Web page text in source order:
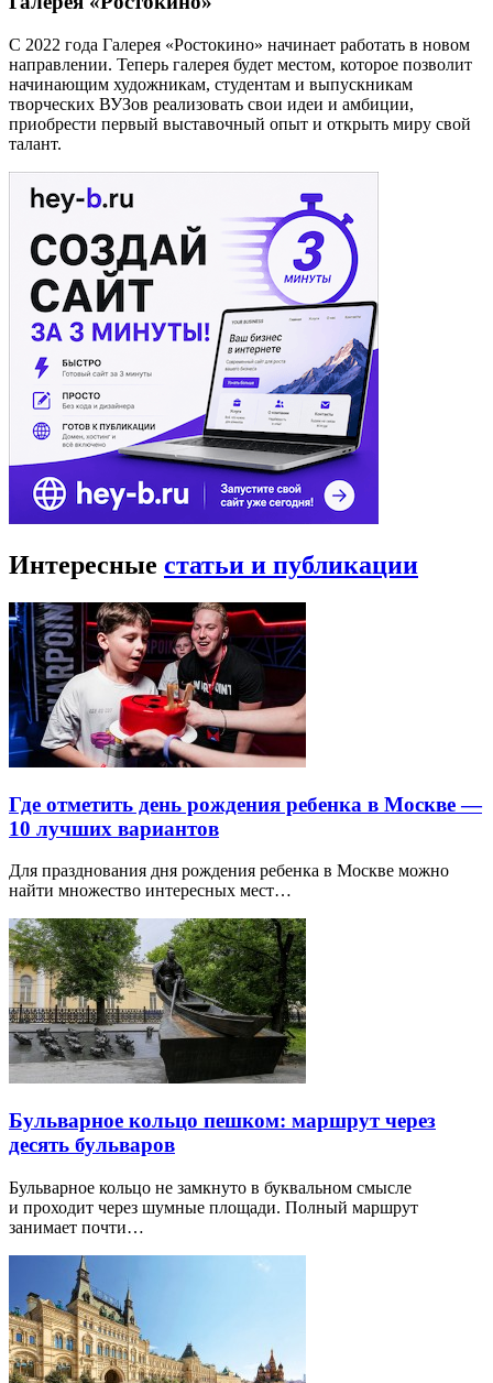
С 2022 года Галерея «Ростокино» начинает работать в новом
направлении. Теперь галерея будет местом, которое позволит
начинающим художникам, студентам и выпускникам
творческих ВУЗов реализовать свои идеи и амбиции,
приобрести первый выставочный опыт и открыть миру свой
талант.
Интересные статьи и публикации
Где отметить день рождения ребенка в Москве —
10 лучших вариантов
Для празднования дня рождения ребенка в Москве можно
найти множество интересных мест…
Бульварное кольцо пешком: маршрут через
десять бульваров
Бульварное кольцо не замкнуто в буквальном смысле
и проходит через шумные площади. Полный маршрут
занимает почти…